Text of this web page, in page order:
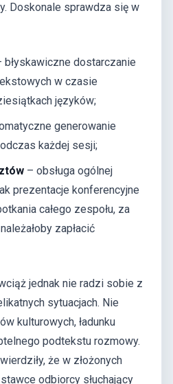
Doskonale sprawdza się w
błyskawiczne dostarczanie
w czasie
języków;
generowanie
każdej sesji;
– obsługa ogólnej
prezentacje konferencyjne
całego zespołu, za
zapłacić
jednak nie radzi sobie z
sytuacjach. Nie
kulturowych, ładunku
podtekstu rozmowy.
że w złożonych
odbiorcy słuchający